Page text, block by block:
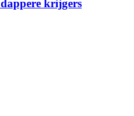
krijgers